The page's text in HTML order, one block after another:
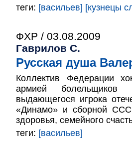
теги: [васильев] [кузнецы
ФХР / 03.08.2009
Гаврилов С.
Русская душа
Коллектив Федерации
армией болельщиков
выдающегося игрока
«Динамо» и сборной
здоровья, семейного
теги: [васильев]